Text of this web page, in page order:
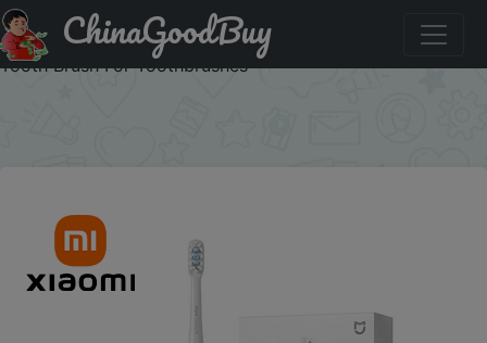
Акція на XIAOMI MIJIA T300 Electric Toothbrush IPX7
Waterproof Smart Sonic Brush Ultrasonic Whitening Teeth
Tooth Brush For Toothbrushes
ChinaGoodBuy